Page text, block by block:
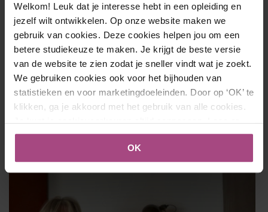
Welkom! Leuk dat je interesse hebt in een opleiding en
jezelf wilt ontwikkelen. Op onze website maken we
gebruik van cookies. Deze cookies helpen jou om een
betere studiekeuze te maken. Je krijgt de beste versie
van de website te zien zodat je sneller vindt wat je zoekt.
We gebruiken cookies ook voor het bijhouden van
statistieken en voor marketingdoeleinden. Door op ‘OK’ te
klikken, ga je akkoord met het gebruik van alle cookies.
Je kunt je cookievoorkeuren altijd aanpassen. Lees er
meer over in onscookies- en privacybeleid.
OK
De afgelopen maanden is me wel eens een gevoel van
spijt overvallen. Spijt dat ik het schrijven niet eerder heb
opgepakt. Maar ach, beter laat dan nooit, denk ik nu; spijt
moet je hebben over de dingen die je wilde maar nooit
deed.
Twijfel jij of een opleiding bij de Schrijversacademie bij jou
past? Ik kan vanuit ervaring zeggen: Twijfel? Gewoon